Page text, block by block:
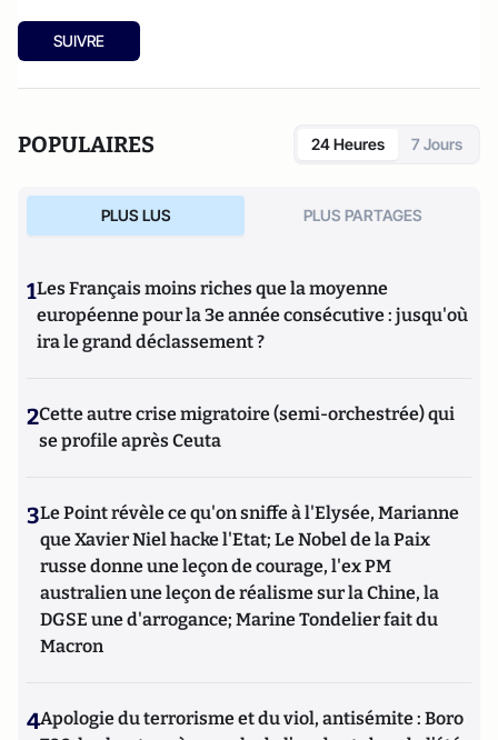
SUIVRE
POPULAIRES 24 Heures 7 Jours
PLUS LUS PLUS PARTAGES
1Les Français moins riches que la moyenne
européenne pour la 3e année consécutive : jusqu'où
ira le grand déclassement ?
2Cette autre crise migratoire (semi-orchestrée) qui
se profile après Ceuta
3Le Point révèle ce qu'on sniffe à l'Elysée, Marianne
que Xavier Niel hacke l'Etat; Le Nobel de la Paix
russe donne une leçon de courage, l'ex PM
australien une leçon de réalisme sur la Chine, la
DGSE une d'arrogance; Marine Tondelier fait du
Macron
4Apologie du terrorisme et du viol, antisémite : Boro